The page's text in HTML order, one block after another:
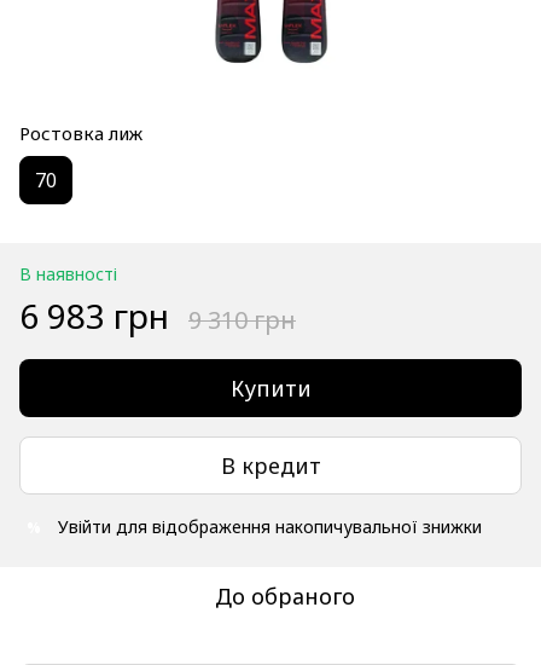
Ростовка лиж
70
В наявності
6 983 грн 9 310 грн
Купити
В кредит
Увійти для відображення накопичувальної знижки
До обраного